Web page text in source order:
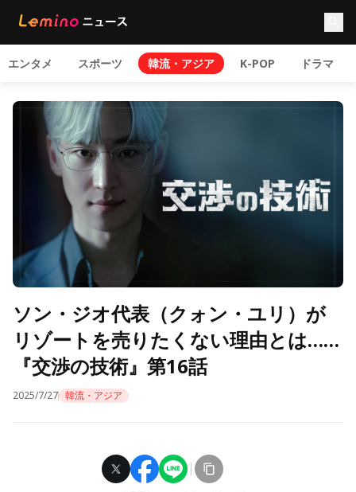
エンタメ スポーツ 韓流・アジア K-POP ドラマ
ソン・ジオ代表（クォン・ユリ）が
リゾートを売りたくない理由とは……
『交渉の技術』第16話
2025/7/27 韓流・アジア